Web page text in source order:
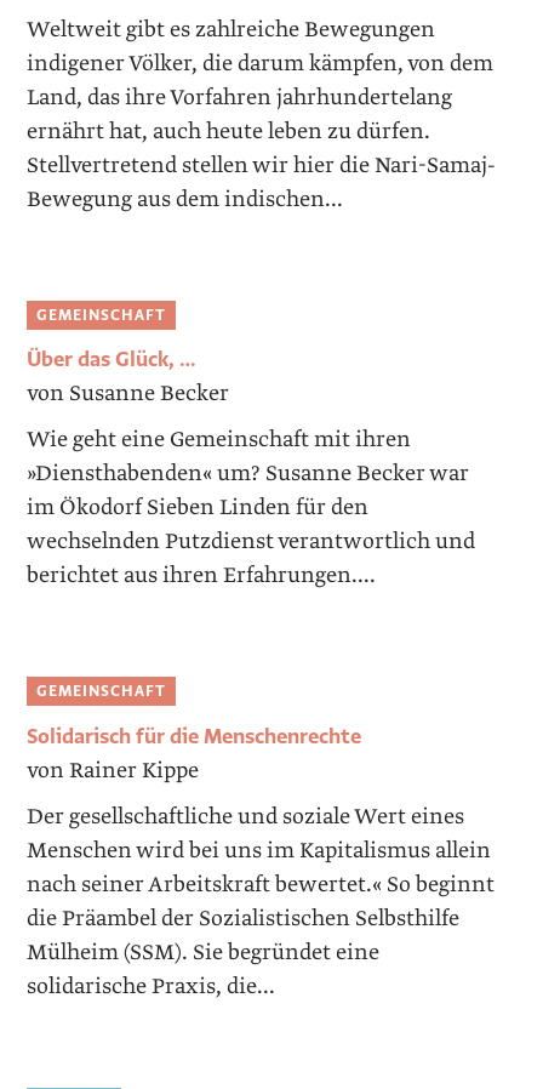
Weltweit gibt es zahlreiche Bewegungen
indigener Völker, die darum kämpfen, von dem
Land, das ihre Vorfahren jahrhundertelang
ernährt hat, auch heute leben zu dürfen.
Stellvertretend stellen wir hier die Nari-Samaj-
Bewegung aus dem indischen...
GEMEINSCHAFT
Über das Glück, …
von Susanne Becker
Wie geht eine Gemeinschaft mit ihren
»Diensthabenden« um? Susanne Becker war
im Ökodorf Sieben Linden für den
wechselnden Putzdienst verantwortlich und
berichtet aus ihren Erfahrungen....
GEMEINSCHAFT
Solidarisch für die Menschenrechte
von Rainer Kippe
Der gesellschaftliche und soziale Wert eines
Menschen wird bei uns im Kapitalismus allein
nach seiner Arbeitskraft bewertet.« So beginnt
die Präambel der Sozialistischen Selbsthilfe
Mülheim (SSM). Sie begründet eine
solidarische Praxis, die...